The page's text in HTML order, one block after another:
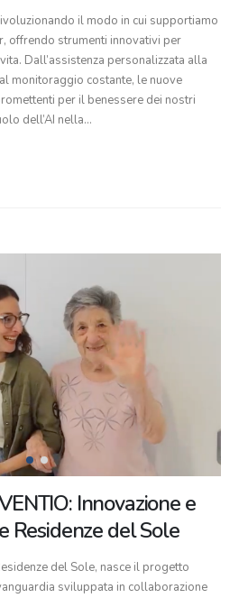
il modo in cui supportiamo
offrendo strumenti innovativi per
Dall’assistenza personalizzata alla
monitoraggio costante, le nuove
per il benessere dei nostri
dell’AI nella...
Innovazione e
Residenze del Sole
del Sole, nasce il progetto
sviluppata in collaborazione